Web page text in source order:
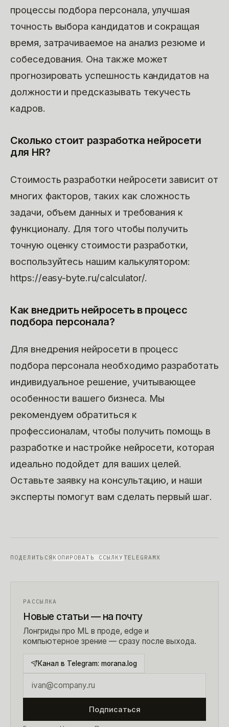
процессы подбора персонала, улучшая
точность выбора кандидатов и сокращая
время, затрачиваемое на анализ резюме и
собеседования. Она также может
прогнозировать успешность кандидатов на
должности и предсказывать текучесть
кадров.
Сколько стоит разработка нейросети
для HR?
Стоимость разработки нейросети зависит от
многих факторов, таких как сложность
задачи, объем данных и требования к
функционалу. Для того чтобы получить
точную оценку стоимости разработки,
воспользуйтесь нашим калькулятором:
https://easy-byte.ru/calculator/.
Как внедрить нейросеть в процесс
подбора персонала?
Для внедрения нейросети в процесс
подбора персонала необходимо разработать
индивидуальное решение, учитывающее
особенности вашего бизнеса. Мы
рекомендуем обратиться к
профессионалам, чтобы получить помощь в
разработке и настройке нейросети, которая
идеально подойдет для ваших целей.
Оставьте заявку на консультацию, и наши
эксперты помогут вам сделать первый шаг.
ПОДЕЛИТЬСЯ КОПИРОВАТЬ ССЫЛКУ TELEGRAMX
РАССЫЛКА
Новые статьи — на почту
Лонгриды про ML в проде, edge и
компьютерное зрение — сразу после выхода.
Канал в Telegram: morana.log
Подписаться